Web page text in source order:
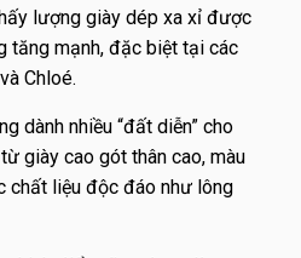
lượng giày dép xa xỉ được
tăng mạnh, đặc biệt tại các
Chloé.
dành nhiều “đất diễn” cho
giày cao gót thân cao, màu
chất liệu độc đáo như lông